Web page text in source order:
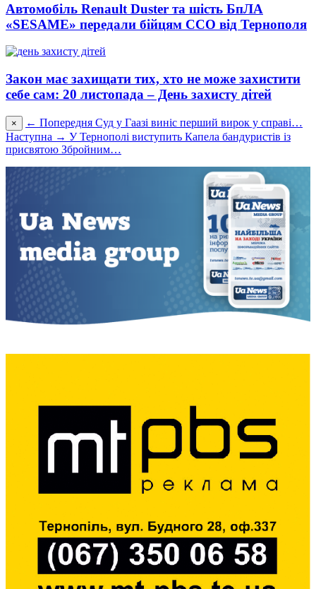
Автомобіль Renault Duster та шість БпЛА
«SESAME» передали бійцям ССО від Тернополя
Закон має захищати тих, хто не може захистити
себе сам: 20 листопада – День захисту дітей
× ← Попередня Cуд у Гаазі виніс перший вирок у справі…
Наступна → У Тернополі виступить Капела бандуристів із
присвятою Збройним…